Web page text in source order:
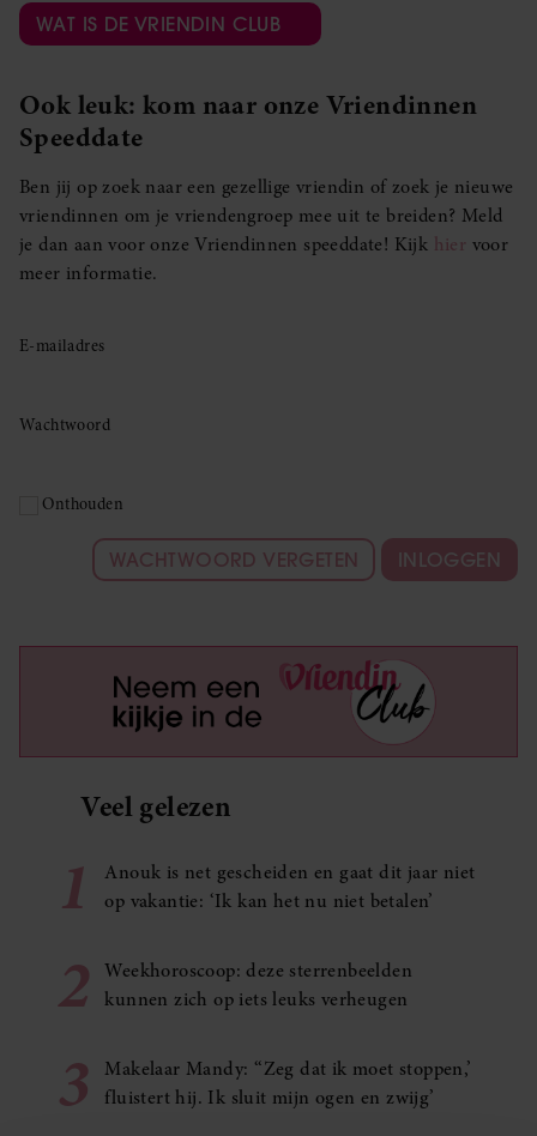
WAT IS DE VRIENDIN CLUB
Ook leuk: kom naar onze Vriendinnen
Speeddate
Ben jij op zoek naar een gezellige vriendin of zoek je nieuwe
vriendinnen om je vriendengroep mee uit te breiden? Meld
je dan aan voor onze Vriendinnen speeddate! Kijk hier voor
meer informatie.
E-mailadres
Wachtwoord
Onthouden
WACHTWOORD VERGETEN INLOGGEN
Veel gelezen
1
Anouk is net gescheiden en gaat dit jaar niet
op vakantie: ‘Ik kan het nu niet betalen’
2
Weekhoroscoop: deze sterrenbeelden
kunnen zich op iets leuks verheugen
3
Makelaar Mandy: ‘‘Zeg dat ik moet stoppen,’
fluistert hij. Ik sluit mijn ogen en zwijg’